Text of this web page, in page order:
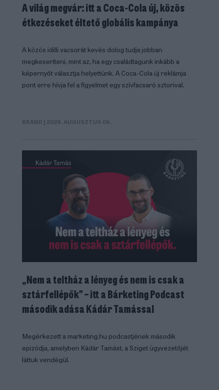
A világ megvár: itt a Coca-Cola új, közös
étkezéseket éltető globális kampánya
A közös idilli vacsorát kevés dolog tudja jobban
megkeseríteni, mint az, ha egy családtagunk inkább a
képernyőt választja helyettünk. A Coca-Cola új reklámja
pont erre hívja fel a figyelmet egy szívfacsaró sztorival.
BRAND | 2026. AUGUSZTUS 06.
„Nem a teltház a lényeg és nem is csak a
sztárfellépők” – itt a Bárketing Podcast
második adása Kádár Tamással
Megérkezett a marketing.hu podcastjének második
epizódja, amelyben Kádár Tamást, a Sziget ügyvezetőjét
láttuk vendégül.